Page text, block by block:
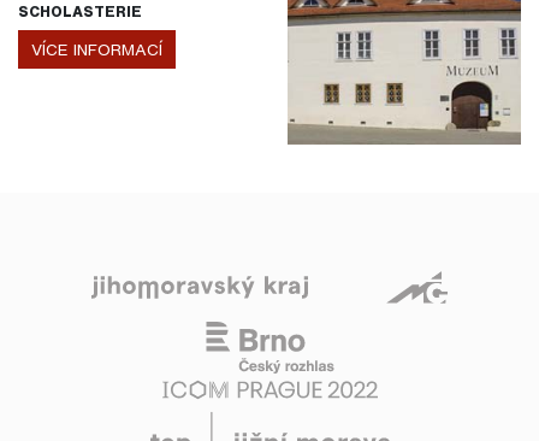
SCHOLASTERIE
VÍCE INFORMACÍ